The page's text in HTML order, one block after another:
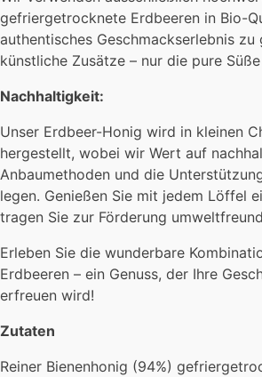
gefriergetrocknete Erdbeeren in Bio-
authentisches Geschmackserlebnis zu
künstliche Zusätze – nur die pure
Nachhaltigkeit:
Unser Erdbeer-Honig wird in kleinen
hergestellt, wobei wir Wert auf
Anbaumethoden und die
legen. Genießen Sie mit jedem Löffel
tragen Sie zur Förderung
Erleben Sie die wunderbare
Erdbeeren – ein Genuss, der Ihre
erfreuen wird!
Zutaten
Reiner Bienenhonig (94%)